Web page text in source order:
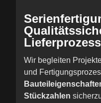
Wir begleiten
und
Stückzahlen